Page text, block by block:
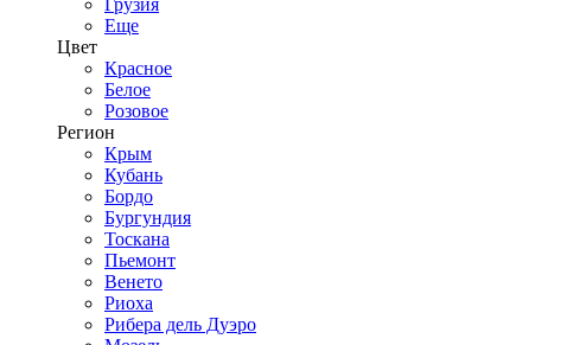
Грузия
Еще
Цвет
Красное
Белое
Розовое
Регион
Крым
Кубань
Бордо
Бургундия
Тоскана
Пьемонт
Венето
Риоха
Рибера дель Дуэро